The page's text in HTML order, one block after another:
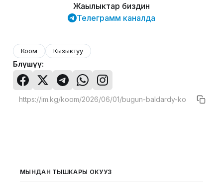
Жаңылыктар биздин
Телеграмм каналда
Коом Кызыктуу
Бөлүшүү:
МЫНДАН ТЫШКАРЫ ОКУҢУЗ